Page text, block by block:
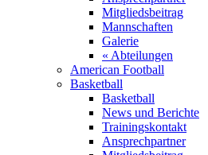
Mitgliedsbeitrag
Mannschaften
Galerie
« Abteilungen
American Football
Basketball
Basketball
News und Berichte
Trainingskontakt
Ansprechpartner